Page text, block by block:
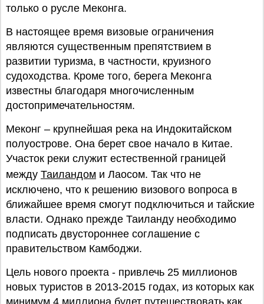
только о русле Меконга.
В настоящее время визовые ограничения
являются существенным препятствием в
развитии туризма, в частности, круизного
судоходства. Кроме того, берега Меконга
известны благодаря многочисленным
достопримечательностям.
Меконг – крупнейшая река на Индокитайском
полуострове. Она берет свое начало в Китае.
Участок реки служит естественной границей
между Таиландом и Лаосом. Так что не
исключено, что к решению визового вопроса в
ближайшее время смогут подключиться и тайские
власти. Однако прежде Таиланду необходимо
подписать двустороннее соглашение с
правительством Камбоджи.
Цель нового проекта - привлечь 25 миллионов
новых туристов в 2013-2015 годах, из которых как
минимум 4 миллиона будет путешествовать как